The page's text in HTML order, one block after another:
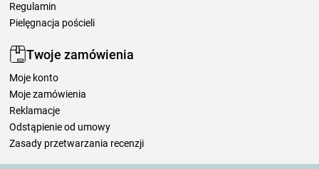
Regulamin
Pielęgnacja pościeli
Twoje zamówienia
Moje konto
Moje zamówienia
Reklamacje
Odstąpienie od umowy
Zasady przetwarzania recenzji